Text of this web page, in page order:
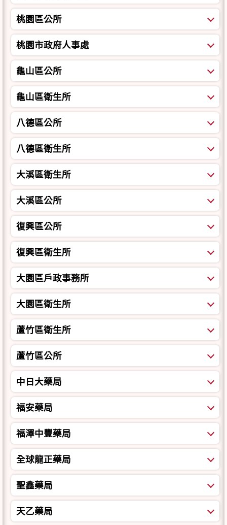
桃園區公所
桃園市政府人事處
龜山區公所
龜山區衛生所
八德區公所
八德區衛生所
大溪區衛生所
大溪區公所
復興區公所
復興區衛生所
大園區戶政事務所
大園區衛生所
蘆竹區衛生所
蘆竹區公所
中日大藥局
福安藥局
福澤中豐藥局
全球龍正藥局
聖鑫藥局
天乙藥局